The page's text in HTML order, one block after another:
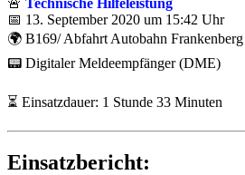
📅 13. September 2020 um 15:42 Uhr
🌍 B169/ Abfahrt Autobahn Frankenberg
📟 Digitaler Meldeempfänger (DME)
⏳ Einsatzdauer: 1 Stunde 33 Minuten
Einsatzbericht: